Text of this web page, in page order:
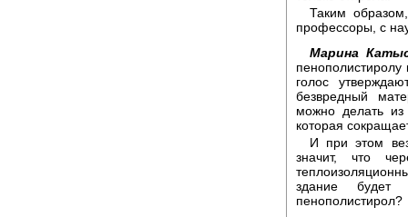
Таким
профессоры, с
Марина
голос
безвредный
можно делать
которая
И при этом
значит, что
здание будет
пенополистирол?